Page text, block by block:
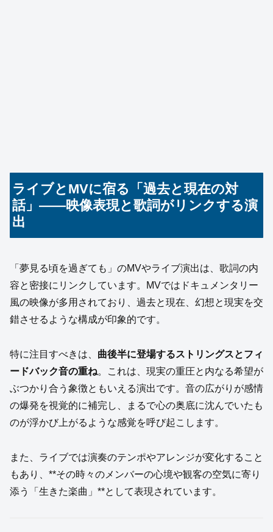
ライブとMVに宿る「過去と現在の対
話」——映像表現と歌詞がリンクする演
出
「夢見る頃を過ぎても」のMVやライブ演出は、歌詞の内
容と密接にリンクしています。MVではドキュメンタリー
風の映像が多用されており、過去と現在、幻想と現実を交
錯させるような構成が印象的です。
特に注目すべきは、 曲後半に登場するストリングスとフィ
ードバック音の重ね。これは、現実の重圧と内なる希望が
ぶつかり合う象徴ともいえる演出です。音の広がりが感情
の爆発を視覚的に補完し、まるで心の奥底に沈んでいたも
のが浮かび上がるような感覚を呼び起こします。
また、ライブでは演奏のテンポやアレンジが変化すること
もあり、**その時々のメンバーの心境や観客の空気に寄り
添う「生きた楽曲」**として表現されています。